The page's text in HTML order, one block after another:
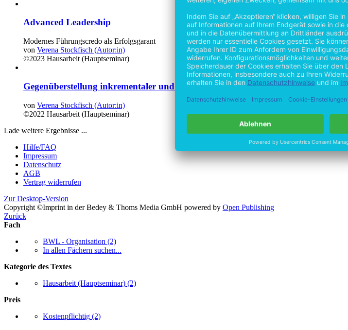
Advanced Leadership
Modernes Führungscredo als Erfolgsgarant
von Verena Stockfisch (Autor:in)
©2023 Hausarbeit (Hauptseminar)
Gegenüberstellung inkrementaler und radikaler Wandel im Change Management
von Verena Stockfisch (Autor:in)
©2022 Hausarbeit (Hauptseminar)
Lade weitere Ergebnisse ...
Hilfe/FAQ
Impressum
Datenschutz
AGB
Vertrag widerrufen
Zur Desktop-Version
Copyright ©Imprint in der Bedey & Thoms Media GmbH powered by Open Publishing
Zurück
Fach
BWL - Organisation (2)
In allen Fächern suchen...
Kategorie des Textes
Hausarbeit (Hauptseminar) (2)
Preis
Kostenpflichtig (2)